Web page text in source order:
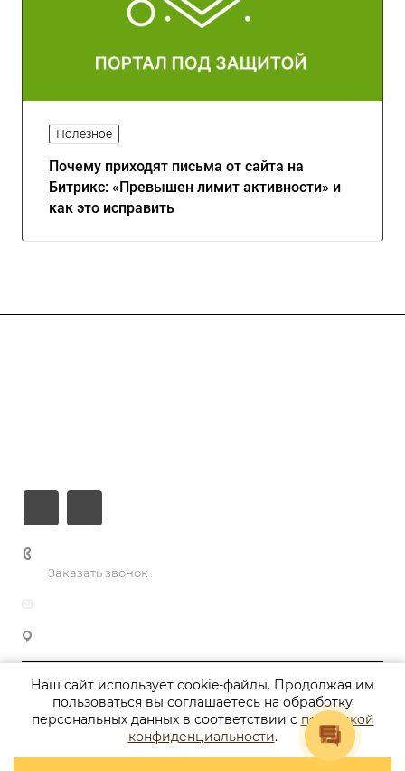
Полезное
Почему приходят письма от сайта на
Битрикс: «Превышен лимит активности» и
как это исправить
Заказать звонок
© 2026 Создание сайтов под ключ. Продвижение и
сопровождение сайтов.
Политика конфиденциальности
Наш сайт использует cookie-файлы. Продолжая им
пользоваться вы соглашаетесь на обработку
персональных данных в соответствии с политикой
конфиденциальности.